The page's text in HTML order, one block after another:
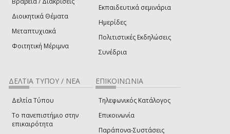
Διοικητικά Θέματα
Μεταπτυχιακά
Φοιτητική Μέριμνα
Εκπαιδευτικά σεμινάρια
Ημερίδες
Πολιτιστικές Εκδηλώσεις
Συνέδρια
ΔΕΛΤΙΑ ΤΥΠΟΥ / ΝΕΑ
Δελτία Τύπου
Το πανεπιστήμιο στην
επικαιρότητα
ΕΠΙΚΟΙΝΩΝΙΑ
Τηλεφωνικός Κατάλογος
Επικοινωνία
Παράπονα-Συστάσεις